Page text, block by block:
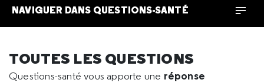
NAVIGUER DANS QUESTIONS-SANTÉ
TOUTES LES QUESTIONS
Questions-santé vous apporte une réponse